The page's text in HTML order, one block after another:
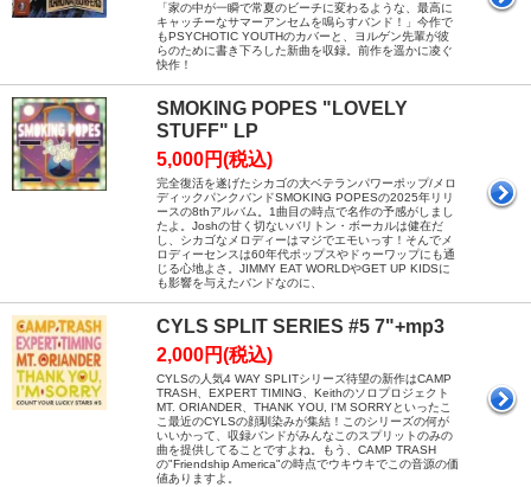
「家の中が一瞬で常夏のビーチに変わるような、最高に
キャッチーなサマーアンセムを鳴らすバンド！」今作で
もPSYCHOTIC YOUTHのカバーと、ヨルゲン先輩が彼
らのために書き下ろした新曲を収録。前作を遥かに凌ぐ
快作！
SMOKING POPES "LOVELY
STUFF" LP
5,000円(税込)
完全復活を遂げたシカゴの大ベテランパワーポップ/メロ
ディックパンクバンドSMOKING POPESの2025年リリ
ースの8thアルバム。1曲目の時点で名作の予感がしまし
たよ。Joshの甘く切ないバリトン・ボーカルは健在だ
し、シカゴなメロディーはマジでエモいっす！そんでメ
ロディーセンスは60年代ポップスやドゥーワップにも通
じる心地よさ。JIMMY EAT WORLDやGET UP KIDSに
も影響を与えたバンドなのに、
CYLS SPLIT SERIES #5 7"+mp3
2,000円(税込)
CYLSの人気4 WAY SPLITシリーズ待望の新作はCAMP
TRASH、EXPERT TIMING、Keithのソロプロジェクト
MT. ORIANDER、THANK YOU, I'M SORRYといったこ
こ最近のCYLSの顔馴染みが集結！このシリーズの何が
いいかって、収録バンドがみんなこのスプリットのみの
曲を提供してることですよね。もう、CAMP TRASH
の"Friendship America"の時点でウキウキでこの音源の価
値ありますよ。